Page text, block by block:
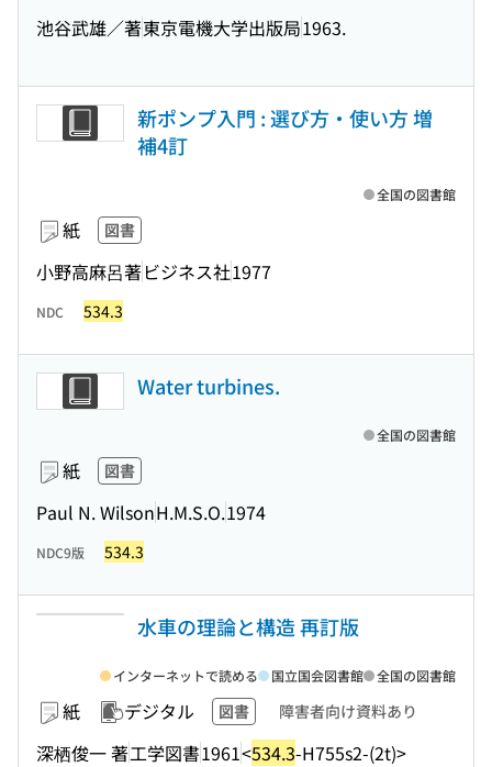
池谷武雄／著東京電機大学出版局1963.
新ポンプ入門 : 選び方・使い方 増
補4訂
紙 図書
小野高麻呂著ビジネス社1977
全国の図書館
NDC 534.3
Water turbines.
紙 図書
Paul N. WilsonH.M.S.O.1974
全国の図書館
NDC9版 534.3
水車の理論と構造 再訂版
紙 デジタル 図書 障害者向け資料あり
深栖俊一 著工学図書1961<534.3-H755s2-(2t)>
インターネットで読める 国立国会図書館 全国の図書館